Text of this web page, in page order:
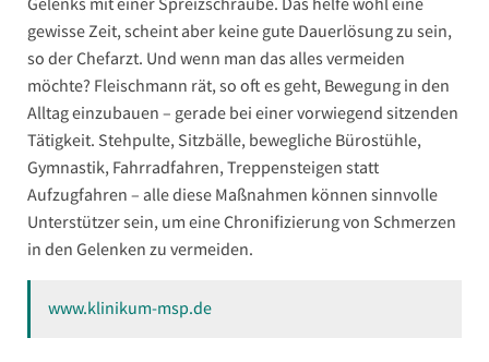
gewisse Zeit, scheint aber keine gute Dauerlösung zu sein,
so der Chefarzt. Und wenn man das alles vermeiden
möchte? Fleischmann rät, so oft es geht, Bewegung in den
Alltag einzubauen – gerade bei einer vorwiegend sitzenden
Tätigkeit. Stehpulte, Sitzbälle, bewegliche Bürostühle,
Gymnastik, Fahrradfahren, Treppensteigen statt
Aufzugfahren – alle diese Maßnahmen können sinnvolle
Unterstützer sein, um eine Chronifizierung von Schmerzen
in den Gelenken zu vermeiden.
www.klinikum-msp.de